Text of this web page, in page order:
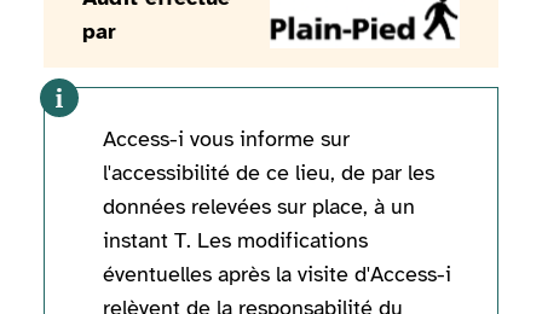
par
Access-i vous informe sur
l'accessibilité de ce lieu, de par les
données relevées sur place, à un
instant T. Les modifications
éventuelles après la visite d'Access-i
relèvent de la responsabilité du